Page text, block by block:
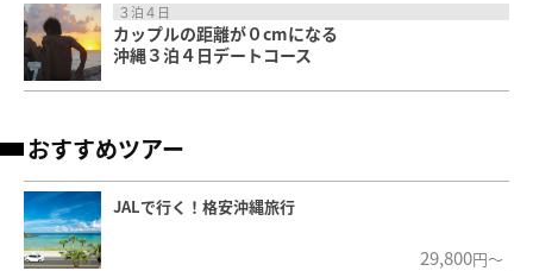
３泊４日
カップルの距離が０cmになる
沖縄３泊４日デートコース
おすすめツアー
JALで行く！格安沖縄旅行
29,800円～